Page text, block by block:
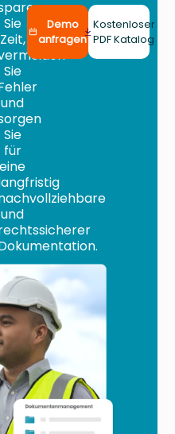
Sie
Zeit,
Sie
und
Sie
für
eine
und
Demo
anfragen
Kostenloser
PDF Katalog